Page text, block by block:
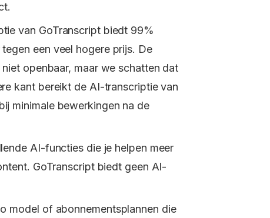
van GoTranscript biedt 99%
een veel hogere prijs. De
openbaar, maar we schatten dat
kant bereikt de AI-transcriptie van
minimale bewerkingen na de
AI-functies die je helpen meer
GoTranscript biedt geen AI-
model of abonnementsplannen die